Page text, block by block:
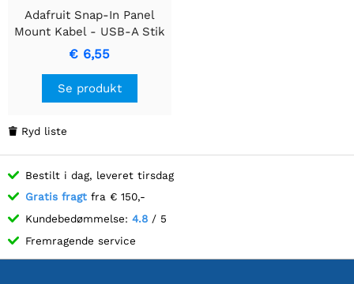
Adafruit Snap-In Panel
Mount Kabel - USB-A Stik
til 2 Ledninger
€ 6,55
Se produkt
 Ryd liste
Bestilt i dag, leveret tirsdag
Gratis fragt fra € 150,-
Kundebedømmelse: 4.8 / 5
Fremragende service